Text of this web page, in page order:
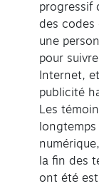
progressif
des codes
une
pour
Internet,
publicité
Les
la fin des
ont été